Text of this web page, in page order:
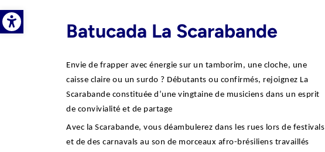
Open toolbar
Batucada La Scarabande
Envie de frapper avec énergie sur un tamborim, une cloche, une
caisse claire ou un surdo ? Débutants ou confirmés, rejoignez La
Scarabande constituée d’une vingtaine de musiciens dans un esprit
de convivialité et de partage
Avec la Scarabande, vous déambulerez dans les rues lors de festivals
et de des carnavals au son de morceaux afro-brésiliens travaillés